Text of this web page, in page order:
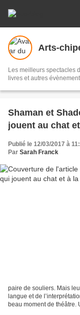
Arts-
Les meilleurs spectacles
livres et autres
Shaman et
jouent au chat
Publié le 12/03/2017 à
Par Sarah Franck
paire de souliers. Mais
langue et de
beau moment de théâtre.